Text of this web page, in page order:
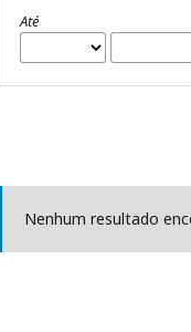
Até
Nenhum resultado